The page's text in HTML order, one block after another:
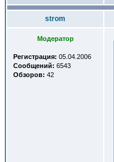
strom
Модератор
Регистрация: 05.04.2006
Сообщений: 6543
Обзоров: 42